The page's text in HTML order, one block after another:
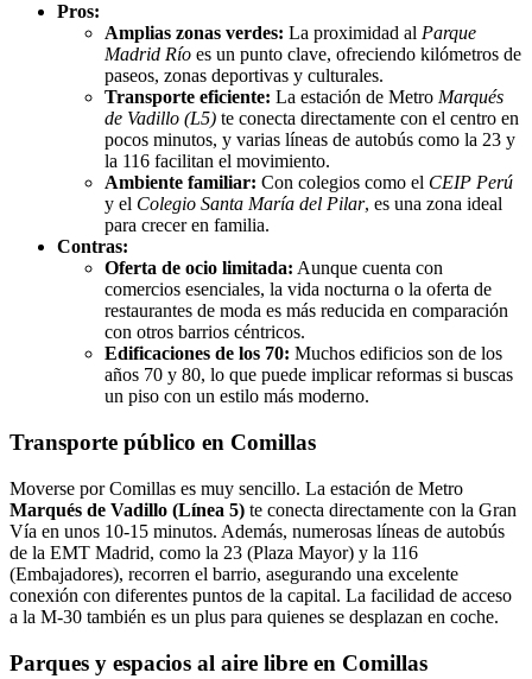
Pros:
Amplias zonas verdes: La proximidad al Parque
Madrid Río es un punto clave, ofreciendo kilómetros de
paseos, zonas deportivas y culturales.
Transporte eficiente: La estación de Metro Marqués
de Vadillo (L5) te conecta directamente con el centro en
pocos minutos, y varias líneas de autobús como la 23 y
la 116 facilitan el movimiento.
Ambiente familiar: Con colegios como el CEIP Perú
y el Colegio Santa María del Pilar, es una zona ideal
para crecer en familia.
Contras:
Oferta de ocio limitada: Aunque cuenta con
comercios esenciales, la vida nocturna o la oferta de
restaurantes de moda es más reducida en comparación
con otros barrios céntricos.
Edificaciones de los 70: Muchos edificios son de los
años 70 y 80, lo que puede implicar reformas si buscas
un piso con un estilo más moderno.
Transporte público en Comillas
Moverse por Comillas es muy sencillo. La estación de Metro
Marqués de Vadillo (Línea 5) te conecta directamente con la Gran
Vía en unos 10-15 minutos. Además, numerosas líneas de autobús
de la EMT Madrid, como la 23 (Plaza Mayor) y la 116
(Embajadores), recorren el barrio, asegurando una excelente
conexión con diferentes puntos de la capital. La facilidad de acceso
a la M-30 también es un plus para quienes se desplazan en coche.
Parques y espacios al aire libre en Comillas